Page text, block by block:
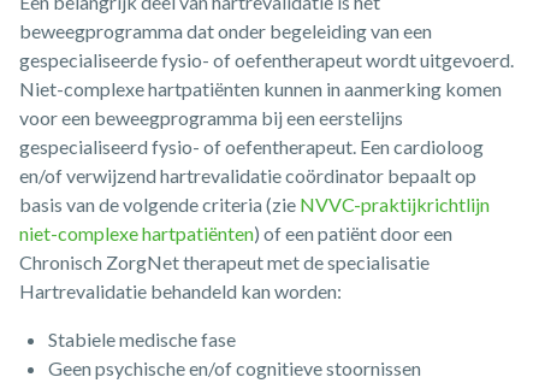
beweegprogramma dat onder begeleiding van een
gespecialiseerde fysio- of oefentherapeut wordt uitgevoerd.
Niet-complexe hartpatiënten kunnen in aanmerking komen
voor een beweegprogramma bij een eerstelijns
gespecialiseerd fysio- of oefentherapeut. Een cardioloog
en/of verwijzend hartrevalidatie coördinator bepaalt op
basis van de volgende criteria (zie NVVC-praktijkrichtlijn
niet-complexe hartpatiënten) of een patiënt door een
Chronisch ZorgNet therapeut met de specialisatie
Hartrevalidatie behandeld kan worden:
Stabiele medische fase
Geen psychische en/of cognitieve stoornissen